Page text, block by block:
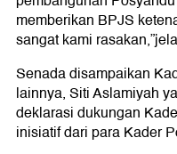
memberikan BPJS
sangat kami
Senada disampaikan
lainnya, Siti Aslamiyah
deklarasi dukungan
inisiatif dari para Kader